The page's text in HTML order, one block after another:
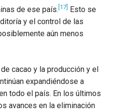
de ese país.[17] Esto se
y el control de las
aún menos
cacao y la producción y el
expandiéndose a
todo el país. En los últimos
avances en la eliminación